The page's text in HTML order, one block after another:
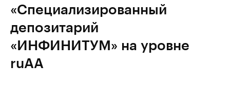
«Специализированный
депозитарий
«ИНФИНИТУМ» на уровне
ruAA